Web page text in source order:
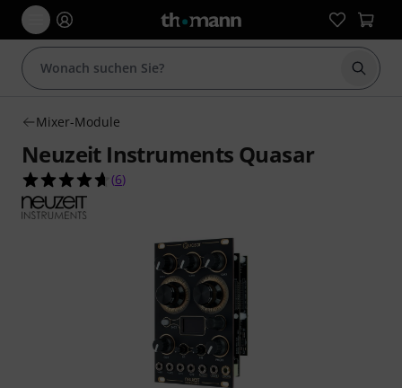
Suche
Mixer-Module
Neuzeit Instruments Quasar
4.7 von 5 Sternen aus 6 Kundenbewertungen
(6)